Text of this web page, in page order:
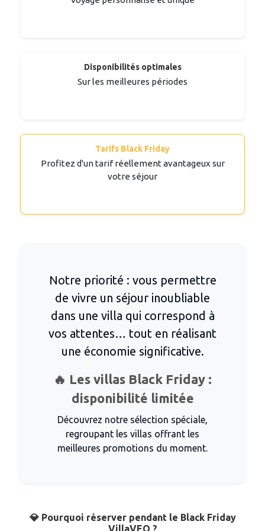
Disponibilités optimales
Sur les meilleures périodes
Tarifs Black Friday
Profitez d'un tarif réellement avantageux sur
votre séjour
Notre priorité : vous permettre
de vivre un séjour inoubliable
dans une villa qui correspond à
vos attentes… tout en réalisant
une économie significative.
🔥 Les villas Black Friday :
disponibilité limitée
Découvrez notre sélection spéciale,
regroupant les villas offrant les
meilleures promotions du moment.
💎 Pourquoi réserver pendant le Black Friday
VillaVEO ?